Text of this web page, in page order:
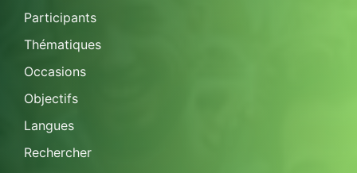
Participants
Thématiques
Occasions
Objectifs
Langues
Rechercher